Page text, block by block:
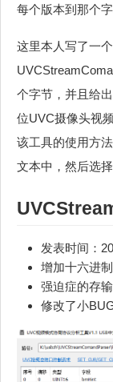
每个版本到那个
这里本人写了一
个字节，并且给
位UVC摄像头视
该工具的使用方
文本中，然后选
发表时间：
增加十六进
强迫症的存
修改了小